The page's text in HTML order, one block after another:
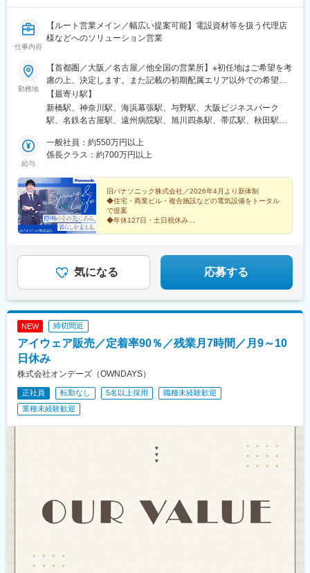
仕事内容
【ルート営業メイン／幅広い提案可能】電設資材等を扱う代理店
様などへのソリューション営業
勤務地
【首都圏／大阪／名古屋／他全国の営業所】※初任地はご希望を考
慮の上、決定します。また記載の初期配属エリア以外での希望が
ございましたらご相談ください。＜首都圏＞■東京都（港区）■神
奈川県（横浜市）■千葉県（千葉市）■埼玉県（さいたま市）＜関
西＞■大阪府（大阪市）＜東海＞■愛知県（名古屋市）■静岡県
（秋田市）■岩手県（盛岡市）■宮城県（仙台市）＜関東＞■群馬
県（高崎市）＜中部＞■長野県（松本市） 他※初期配属予定地※
【最寄り駅】
新橋駅、神奈川駅、海浜幕張駅、与野駅、大阪ビジネスパーク
駅、名鉄名古屋駅、遠州病院駅、旭川四条駅、帯広駅、秋田駅、
駅、北与野駅、大阪城北詰駅、ささしまライブ駅、第一通り駅、
勾当台公園駅、西松本駅、築地市場駅、新高島駅、さいたま新都
給与
一般社員：約550万円以上
係長クラス：約700万円以上
旧パナソニック株式会社／2026年4月より新体制
◆住宅・商業ビル・複合施設などの電気設備をトータル
で提案
◆年休127日・土日祝休み
気になる 応募する
NEW 締切間近
アイウェア販売／定着率90％／残業月7時間／月9～10
日休み
株式会社オンデーズ（OWNDAYS）
正社員 転勤なし 5名以上採用
職種未経験歓迎
業種未経験歓迎